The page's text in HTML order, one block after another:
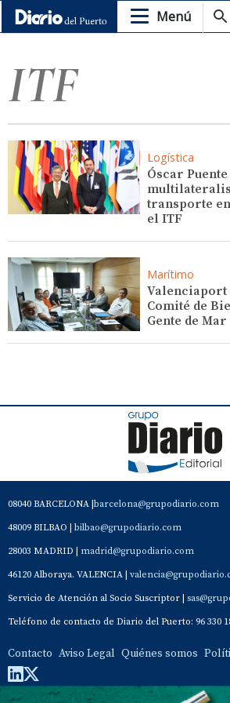
Menú
ITF
Logística
Óscar
transporte
el ITF
Marítimo
Valenciaport
Comité de
Gente de Mar
08040 BARCELONA | barcelona@grupodiario.com
48009 BILBAO | bilbao@grupodiario.com
28003 MADRID | madrid@grupodiario.com
46120 Alboraya. VALENCIA |
Servicio de Atención al Socio Suscriptor |
Teléfono de contacto de Diario del Puerto: 96 330
Contacto Aviso Legal Quiénes somos